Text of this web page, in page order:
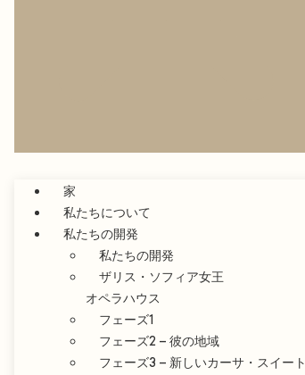
家
私たちについて
私たちの開発
私たちの開発
ザリス・ソフィア女王
オペラハウス
フェーズ1
フェーズ2 – 彼の地域
フェーズ3 – 新しいカーサ・スイート